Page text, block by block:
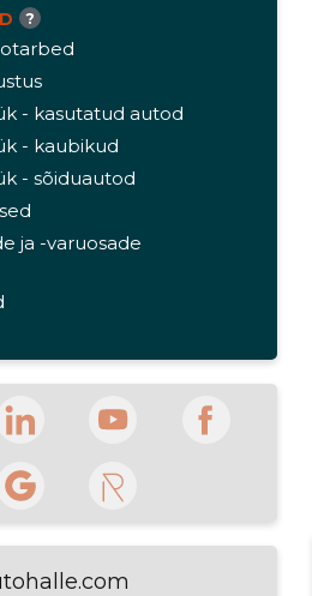
?
- kasutatud autod
- kaubikud
- sõiduautod
ja -varuosade
hooldus ja remont
ja eripakkumised
7 tehniline abi